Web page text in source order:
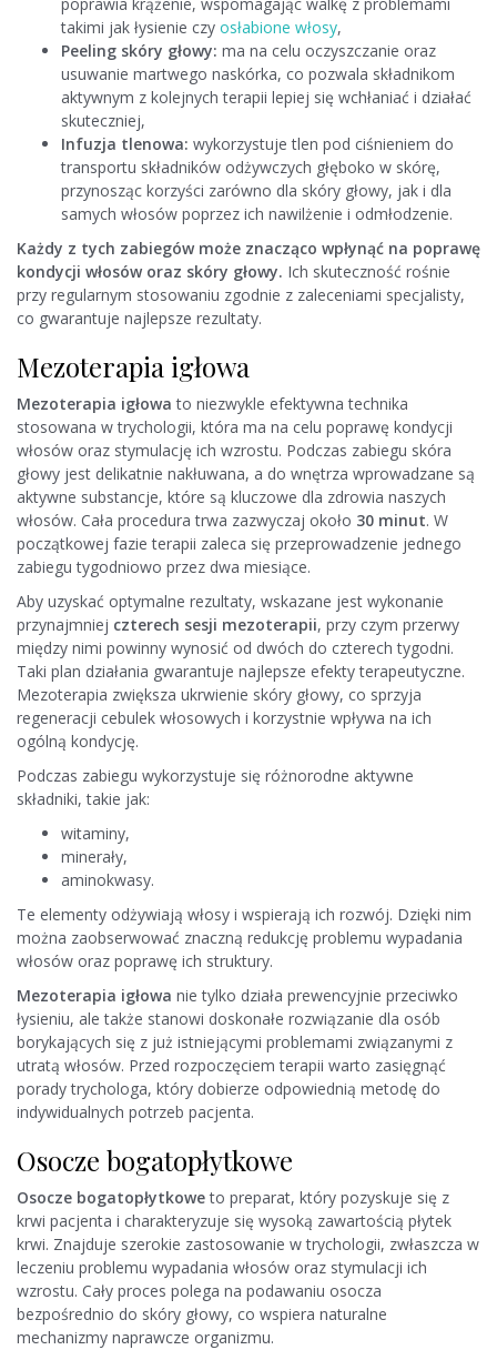
takimi jak łysienie czy osłabione włosy,
Peeling skóry głowy: ma na celu oczyszczanie oraz
usuwanie martwego naskórka, co pozwala składnikom
aktywnym z kolejnych terapii lepiej się wchłaniać i działać
skuteczniej,
Infuzja tlenowa: wykorzystuje tlen pod ciśnieniem do
transportu składników odżywczych głęboko w skórę,
przynosząc korzyści zarówno dla skóry głowy, jak i dla
samych włosów poprzez ich nawilżenie i odmłodzenie.
Każdy z tych zabiegów może znacząco wpłynąć na poprawę
kondycji włosów oraz skóry głowy. Ich skuteczność rośnie
przy regularnym stosowaniu zgodnie z zaleceniami specjalisty,
co gwarantuje najlepsze rezultaty.
Mezoterapia igłowa
Mezoterapia igłowa to niezwykle efektywna technika
stosowana w trychologii, która ma na celu poprawę kondycji
włosów oraz stymulację ich wzrostu. Podczas zabiegu skóra
głowy jest delikatnie nakłuwana, a do wnętrza wprowadzane są
aktywne substancje, które są kluczowe dla zdrowia naszych
włosów. Cała procedura trwa zazwyczaj około 30 minut. W
początkowej fazie terapii zaleca się przeprowadzenie jednego
zabiegu tygodniowo przez dwa miesiące.
Aby uzyskać optymalne rezultaty, wskazane jest wykonanie
przynajmniej czterech sesji mezoterapii, przy czym przerwy
między nimi powinny wynosić od dwóch do czterech tygodni.
Taki plan działania gwarantuje najlepsze efekty terapeutyczne.
Mezoterapia zwiększa ukrwienie skóry głowy, co sprzyja
regeneracji cebulek włosowych i korzystnie wpływa na ich
ogólną kondycję.
Podczas zabiegu wykorzystuje się różnorodne aktywne
składniki, takie jak:
witaminy,
minerały,
aminokwasy.
Te elementy odżywiają włosy i wspierają ich rozwój. Dzięki nim
można zaobserwować znaczną redukcję problemu wypadania
włosów oraz poprawę ich struktury.
Mezoterapia igłowa nie tylko działa prewencyjnie przeciwko
łysieniu, ale także stanowi doskonałe rozwiązanie dla osób
borykających się z już istniejącymi problemami związanymi z
utratą włosów. Przed rozpoczęciem terapii warto zasięgnąć
porady trychologa, który dobierze odpowiednią metodę do
indywidualnych potrzeb pacjenta.
Osocze bogatopłytkowe
Osocze bogatopłytkoweto preparat, który pozyskuje się z
krwi pacjenta i charakteryzuje się wysoką zawartością płytek
krwi. Znajduje szerokie zastosowanie w trychologii, zwłaszcza w
leczeniu problemu wypadania włosów oraz stymulacji ich
wzrostu. Cały proces polega na podawaniu osocza
bezpośrednio do skóry głowy, co wspiera naturalne
mechanizmy naprawcze organizmu.